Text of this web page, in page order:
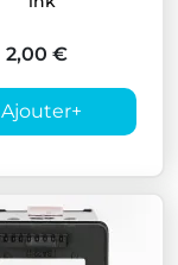
2,00 €
Ajouter+